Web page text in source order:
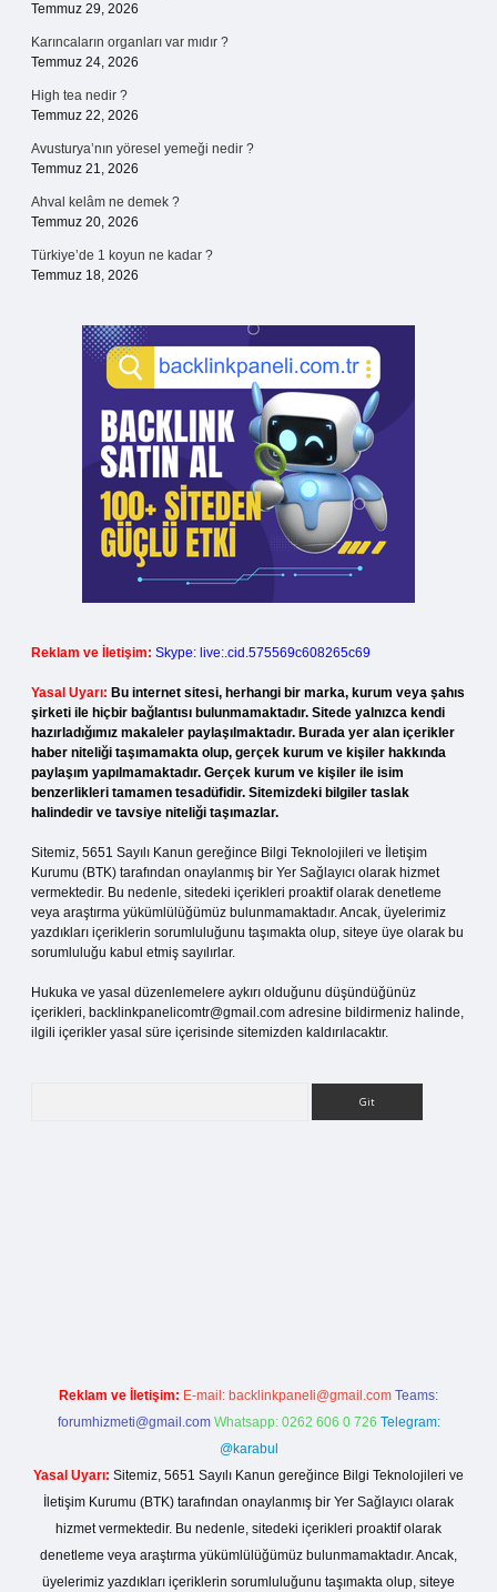
Temmuz 29, 2026
Karıncaların organları var mıdır ?
Temmuz 24, 2026
High tea nedir ?
Temmuz 22, 2026
Avusturya’nın yöresel yemeği nedir ?
Temmuz 21, 2026
Ahval kelâm ne demek ?
Temmuz 20, 2026
Türkiye’de 1 koyun ne kadar ?
Temmuz 18, 2026
Reklam ve İletişim: Skype: live:.cid.575569c608265c69
Yasal Uyarı: Bu internet sitesi, herhangi bir marka, kurum veya şahıs
şirketi ile hiçbir bağlantısı bulunmamaktadır. Sitede yalnızca kendi
hazırladığımız makaleler paylaşılmaktadır. Burada yer alan içerikler
haber niteliği taşımamakta olup, gerçek kurum ve kişiler hakkında
paylaşım yapılmamaktadır. Gerçek kurum ve kişiler ile isim
benzerlikleri tamamen tesadüfidir. Sitemizdeki bilgiler taslak
halindedir ve tavsiye niteliği taşımazlar.
Sitemiz, 5651 Sayılı Kanun gereğince Bilgi Teknolojileri ve İletişim
Kurumu (BTK) tarafından onaylanmış bir Yer Sağlayıcı olarak hizmet
vermektedir. Bu nedenle, sitedeki içerikleri proaktif olarak denetleme
veya araştırma yükümlülüğümüz bulunmamaktadır. Ancak, üyelerimiz
yazdıkları içeriklerin sorumluluğunu taşımakta olup, siteye üye olarak bu
sorumluluğu kabul etmiş sayılırlar.
Hukuka ve yasal düzenlemelere aykırı olduğunu düşündüğünüz
içerikleri, backlinkpanelicomtr@gmail.com adresine bildirmeniz halinde,
ilgili içerikler yasal süre içerisinde sitemizden kaldırılacaktır.
Reklam ve İletişim: E-mail: backlinkpaneli@gmail.com Teams:
forumhizmeti@gmail.com Whatsapp: 0262 606 0 726 Telegram:
@karabul
Yasal Uyarı: Sitemiz, 5651 Sayılı Kanun gereğince Bilgi Teknolojileri ve
İletişim Kurumu (BTK) tarafından onaylanmış bir Yer Sağlayıcı olarak
hizmet vermektedir. Bu nedenle, sitedeki içerikleri proaktif olarak
denetleme veya araştırma yükümlülüğümüz bulunmamaktadır. Ancak,
üyelerimiz yazdıkları içeriklerin sorumluluğunu taşımakta olup, siteye